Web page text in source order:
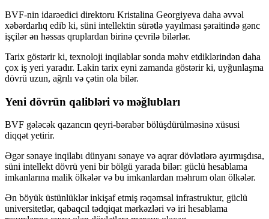
BVF-nin idarəedici direktoru Kristalina Georgiyeva daha əvvəl
xəbərdarlıq edib ki, süni intellektin sürətlə yayılması şəraitində gənc
işçilər ən həssas qruplardan birinə çevrilə bilərlər.
Tarix göstərir ki, texnoloji inqilablar sonda məhv etdiklərindən daha
çox iş yeri yaradır. Lakin tarix eyni zamanda göstərir ki, uyğunlaşma
dövrü uzun, ağrılı və çətin ola bilər.
Yeni dövrün qalibləri və məğlubları
BVF gələcək qazancın qeyri-bərabər bölüşdürülməsinə xüsusi
diqqət yetirir.
Əgər sənaye inqilabı dünyanı sənaye və aqrar dövlətlərə ayırmışdısa,
süni intellekt dövrü yeni bir bölgü yarada bilər: güclü hesablama
imkanlarına malik ölkələr və bu imkanlardan məhrum olan ölkələr.
Ən böyük üstünlüklər inkişaf etmiş rəqəmsal infrastruktur, güclü
universitetlər, qabaqcıl tədqiqat mərkəzləri və iri hesablama